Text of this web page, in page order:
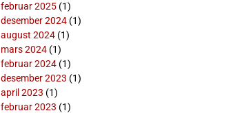
februar 2025(1)
desember 2024(1)
august 2024(1)
mars 2024(1)
februar 2024(1)
desember 2023 (1)
april 2023 (1)
februar 2023 (1)